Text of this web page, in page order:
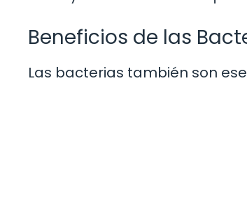
Beneficios de las
Las bacterias también son